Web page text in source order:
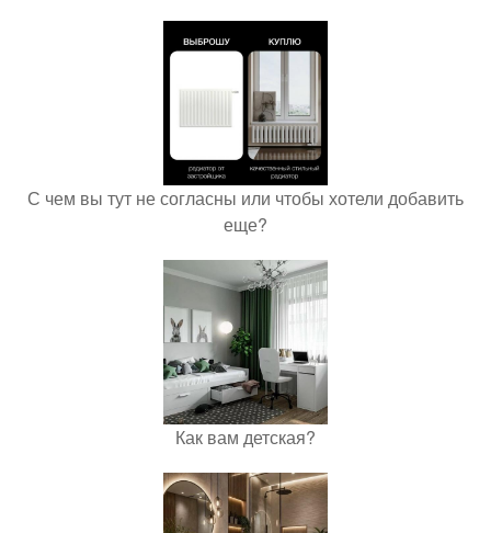
С чем вы тут не согласны или чтобы хотели добавить
еще?
Как вам детская?